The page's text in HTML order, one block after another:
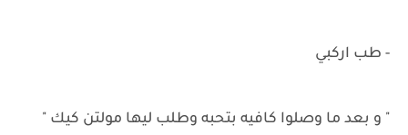
- طب اركبي
" و بعد ما وصلوا كافيه بتحبه وطلب ليها مولتن كيك "